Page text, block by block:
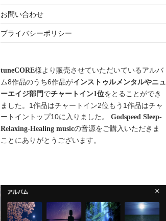
お問い合わせ
プライバシーポリシー
tuneCORE様より販売させていただいているアルバ
ム8作品のうち6作品がインストゥルメンタルやニュ
ーエイジ部門 でチャートイン1位をとることができ
ました。1作品はチャートイン2位もう1作品はチャ
ートイントップ10に入りました。 Godspeed Sleep-
Relaxing-Healing musicの音源をご購入いただきま
ことにありがとうございます。